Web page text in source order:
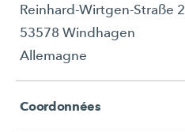
Reinhard-Wirtgen-Straße 2
53578 Windhagen
Allemagne
Coordonnées